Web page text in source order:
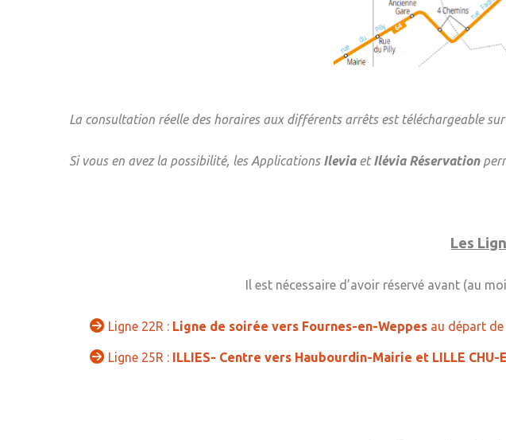
La consultation réelle des horaires aux différents arrêts est téléchargeable
Si vous en avez la possibilité, les Applications IleviaetIlévia Réservation
Les
Il est nécessaire d’avoir réservé avant (au
Ligne 22R : Ligne de soirée vers Fournes-en-Weppes au départ
Ligne 25R : ILLIES- Centre vers Haubourdin-Mairie et LILLE CHU-